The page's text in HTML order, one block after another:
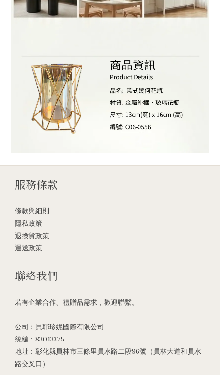
服務條款
條款與細則
隱私政策
退換貨政策
運送政策
聯絡我們
若有企業合作、禮贈品需求，歡迎聯繫。
公司：貝耶珍妮國際有限公司
統編：83013375
地址：彰化縣員林市三條里員水路二段96號（員林大道和員水
路交叉口）